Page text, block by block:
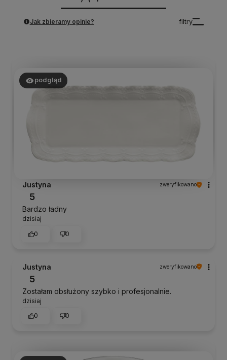
filtry
Jak zbieramy opinie?
podgląd
Justyna zweryfikowano
5
Bardzo ładny
dzisiaj
0
0
Justyna zweryfikowano
5
Zostałam obsłużony szybko i profesjonalnie.
dzisiaj
0
0